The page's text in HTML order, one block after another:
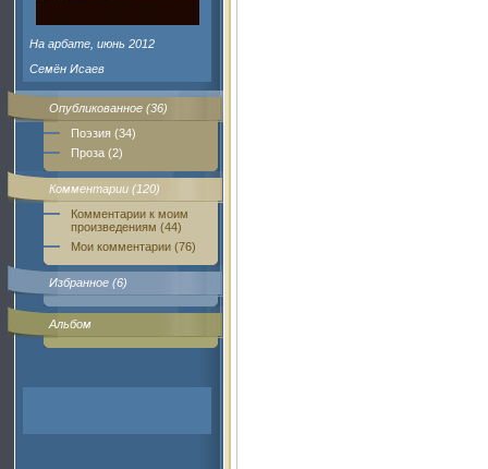
На арбате, июнь 2012
Семён Исаев
Опубликованное (36)
Поэзия (34)
Проза (2)
Комментарии (120)
Комментарии к моим
произведениям (44)
Мои комментарии (76)
Избранное (6)
Альбом